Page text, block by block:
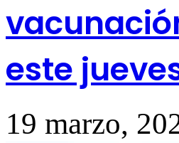
este
19 marzo,